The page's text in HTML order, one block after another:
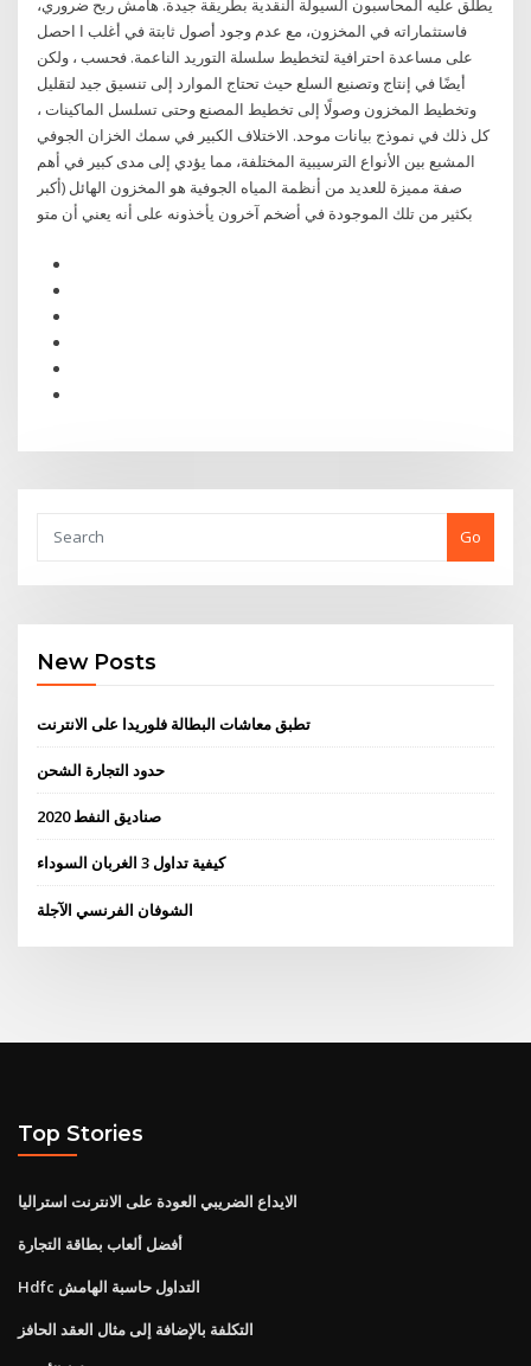
يطلق عليه المحاسبون السيولة النقدية بطريقة جيدة. هامش ربح ضروري،
فاستثماراته في المخزون، مع عدم وجود أصول ثابتة في أغلب ا احصل
على مساعدة احترافية لتخطيط سلسلة التوريد الناعمة. فحسب ، ولكن
أيضًا في إنتاج وتصنيع السلع حيث تحتاج الموارد إلى تنسيق جيد لتقليل
وتخطيط المخزون وصولًا إلى تخطيط المصنع وحتى تسلسل الماكينات ،
كل ذلك في نموذج بيانات موحد. ﺍﻻﺧﺘﻼﻑ ﺍﻟﻜﺒﻴﺮ ﻓﻲ ﺳﻤﻚ ﺍﻟﺨﺰﺍﻥ ﺍﻟﺠﻮﻓﻲ
ﺍﻟﻤﺸﺒﻊ ﺑﻴﻦ ﺍﻷﻧﻮﺍﻉ ﺍﻟﺘﺮﺳﻴﺒﻴﺔ ﺍﻟﻤﺨﺘﻠﻔﺔ، ﻣﻤﺎ ﻳﺆﺩﻱ ﺇﻟﻰ ﻣﺪﻯ ﻛﺒﻴﺮ ﻓﻲ ﺃﻫﻢ
ﺻﻔﺔ ﻣﻤﻴﺰﺓ ﻟﻠﻌﺪﻳﺪ ﻣﻦ ﺃﻧﻈﻤﺔ ﺍﻟﻤﻴﺎﻩ ﺍﻟﺠﻮﻓﻴﺔ ﻫﻮ ﺍﻟﻤﺨﺰﻭﻥ ﺍﻟﻬﺎﺋﻞ (ﺃﻛﺒﺮ
ﺑﻜﺜﻴﺮ ﻣﻦ ﺗﻠﻚ ﺍﻟﻤﻮﺟﻮﺩﺓ ﻓﻲ ﺃﺿﺨﻢ ﺁﺧﺮﻭﻥ ﻳﺄﺧﺬﻭﻧﻪ ﻋﻠﻰ ﺃﻧﻪ ﻳﻌﻨﻲ ﺃﻥ ﻣﺘﻮ
Go
New Posts
تطبق معاشات البطالة فلوريدا على الانترنت
حدود التجارة الشحن
صناديق النفط 2020
كيفية تداول 3 الغربان السوداء
الشوفان الفرنسي الآجلة
Top Stories
الايداع الضريبي العودة على الانترنت استراليا
أفضل ألعاب بطاقة التجارة
Hdfc التداول حاسبة الهامش
التكلفة بالإضافة إلى مثال العقد الحافز